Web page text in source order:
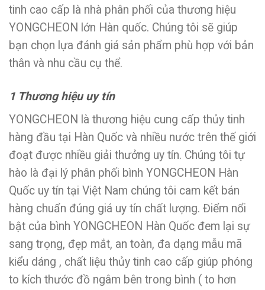
tinh cao cấp là nhà phân phối của thương hiệu
YONGCHEON lớn Hàn quốc. Chúng tôi sẽ giúp
bạn chọn lựa đánh giá sản phẩm phù hợp với bản
thân và nhu cầu cụ thể.
1 Thương hiệu uy tín
YONGCHEON là thương hiệu cung cấp thủy tinh
hàng đầu tại Hàn Quốc và nhiều nước trên thế giới
đoạt được nhiều giải thưởng uy tín. Chúng tôi tự
hào là đại lý phân phối bình YONGCHEON Hàn
Quốc uy tín tại Việt Nam chúng tôi cam kết bán
hàng chuẩn đúng giá uy tín chất lượng. Điểm nổi
bật của bình YONGCHEON Hàn Quốc đem lại sự
sang trọng, đẹp mắt, an toàn, đa dạng mẫu mã
kiểu dáng , chất liệu thủy tinh cao cấp giúp phóng
to kích thước đồ ngâm bên trong bình ( to hơn